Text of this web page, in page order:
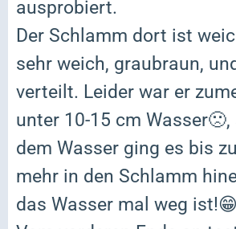
ausprobiert.
Der Schlamm dort ist
sehr weich, graubraun,
verteilt. Leider war er
unter 10-15 cm Wasser🙁,
dem Wasser ging es bis
mehr in den Schlamm
das Wasser mal weg ist!